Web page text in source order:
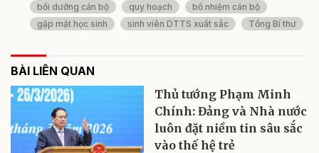
bồi dưỡng cán bộ
quy hoạch
bổ nhiệm cán bộ
gặp mặt học sinh
sinh viên DTTS xuất sắc Tổng Bí thư
BÀI LIÊN QUAN
Thủ tướng Phạm Minh
Chính: Đảng và Nhà nước
luôn đặt niềm tin sâu sắc
vào thế hệ trẻ